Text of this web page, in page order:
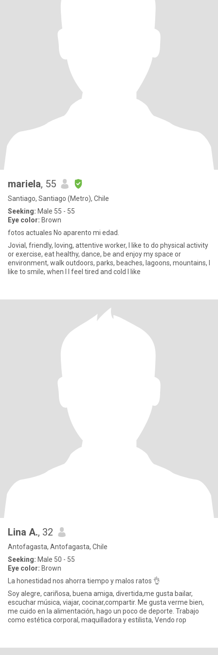
mariela, 55
Santiago, Santiago (Metro), Chile
Seeking: Male 55 - 55
Eye color: Brown
fotos actuales No aparento mi edad.
Jovial, friendly, loving, attentive worker, I like to do physical activity
or exercise, eat healthy, dance, be and enjoy my space or
environment, walk outdoors, parks, beaches, lagoons, mountains, I
like to smile, when I I feel tired and cold I like
Lina A., 32
Antofagasta, Antofagasta, Chile
Seeking: Male 50 - 55
Eye color: Brown
La honestidad nos ahorra tiempo y malos ratos 👌
Soy alegre, cariñosa, buena amiga, divertida,me gusta bailar,
escuchar música, viajar, cocinar,compartir. Me gusta verme bien,
me cuido en la alimentación, hago un poco de deporte. Trabajo
como estética corporal, maquilladora y estilista, Vendo rop